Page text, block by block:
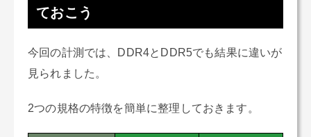
ておこう
今回の計測では、DDR4とDDR5でも結果に違いが
見られました。
2つの規格の特徴を簡単に整理しておきます。